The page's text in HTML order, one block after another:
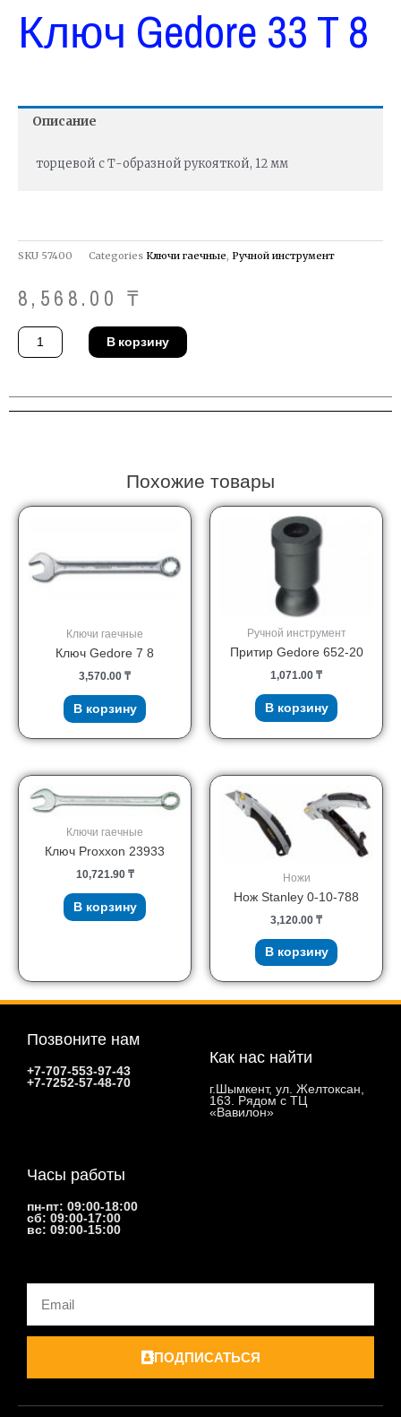
Ключ Gedore 33 T 8
Описание
торцевой с Т-образной рукояткой, 12 мм
SKU 57400 Categories Ключи гаечные, Ручной инструмент
8,568.00 ₸
Количество
товара
Ключ
8
В корзину
Похожие товары
Ключи гаечные
Ключ Gedore 7 8
3,570.00 ₸
В корзину
Ручной инструмент
Притир Gedore 652-20
1,071.00 ₸
В корзину
Ключи гаечные
Ключ Proxxon 23933
10,721.90 ₸
В корзину
Ножи
Нож Stanley 0-10-788
3,120.00 ₸
В корзину
Позвоните нам
+7-707-553-97-43
+7-7252-57-48-70
Как нас найти
г.Шымкент, ул. Желтоксан,
163. Рядом с ТЦ
«Вавилон»
Часы работы
пн-пт: 09:00-18:00
сб: 09:00-17:00
вс: 09:00-15:00
Email
ПОДПИСАТЬСЯ